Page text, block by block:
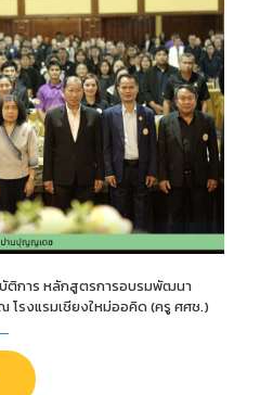
ติการ หลักสูตรการอบรมพัฒนา
รงแรมเชียงใหม่ออคิด (ครู ศศช.)